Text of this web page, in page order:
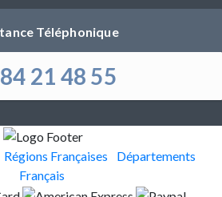
Téléphonique
21 48 55
Régions Françaises
Départements
Français